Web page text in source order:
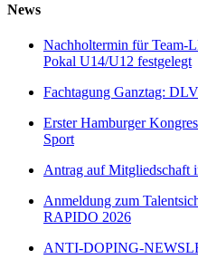
News
Nachholtermin für Team-
Pokal U14/U12 festgelegt
Fachtagung Ganztag:
Erster Hamburger
Sport
Antrag auf Mitgliedschaft
Anmeldung zum
RAPIDO 2026
ANTI-DOPING-